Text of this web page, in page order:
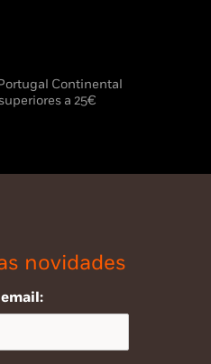
Continental
a 25€
novidades